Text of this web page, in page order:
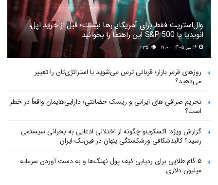
وال‌استریت فقط برای آمریکایی‌ها نیست؛ قبل از خرید اپل،
انویدیا یا S&P 500 این راهنما را بخوانید
۲۳۵
روزهای قرمز بازار؛ قربانی ترس می‌شوید یا استراتژی‌تان را تغییر
می‌دهید؟
تحریم صرافی های ایرانی و ریسک حضانتی؛ دارایی‌هایمان واقعاً در خطر
است؟
گزارش ویژه: اکسکوینو چگونه از اختلالی ادعایی به بحرانی سیستمی
رسید؟ کالبدشکافی ورشکستگی پنهان در فین‌تک ایران
۵ گام طلایی برای ردیابی کیف پول‌ نهنگ‌ها و به دست آوردن سرمایه
میلیون دلاری